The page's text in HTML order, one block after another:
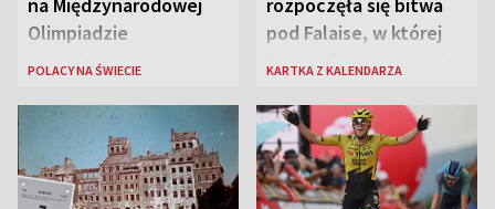
Olimpiadzie
Lingwistycznej
POLACY NA ŚWIECIE
pod Falaise, w której
brała udział 1. Dywizja
KARTKA Z KALENDARZA